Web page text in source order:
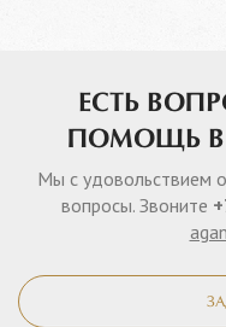
ЕСТЬ
ПОМОЩЬ В
Мы с удовольствием
вопросы. Звоните